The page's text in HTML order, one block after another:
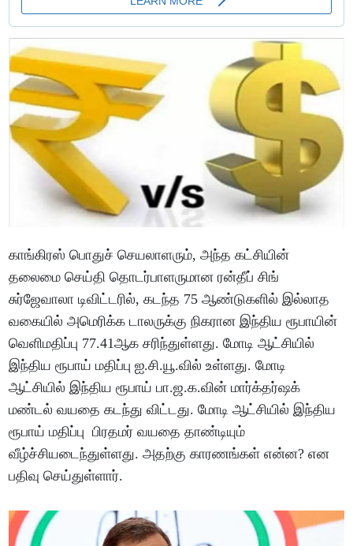
காங்கிரஸ் பொதுச் செயலாளரும், அந்த கட்சியின்
தலைமை செய்தி தொடர்பாளருமான ரன்தீப் சிங்
சுர்ஜேவாலா டிவிட்டரில், கடந்த 75 ஆண்டுகளில் இல்லாத
வகையில் அமெரிக்க டாலருக்கு நிகரான இந்திய ரூபாயின்
வெளிமதிப்பு 77.41ஆக சரிந்துள்ளது. மோடி ஆட்சியில்
இந்திய ரூபாய் மதிப்பு ஐ.சி.யூ.வில் உள்ளது. மோடி
ஆட்சியில் இந்திய ரூபாய் பா.ஜ.க.வின் மார்க்தர்ஷக்
மண்டல் வயதை கடந்து விட்டது. மோடி ஆட்சியில் இந்திய
ரூபாய் மதிப்பு பிரதமர் வயதை தாண்டியும்
வீழ்ச்சியடைந்துள்ளது. அதற்கு காரணங்கள் என்ன? என
பதிவு செய்துள்ளார்.